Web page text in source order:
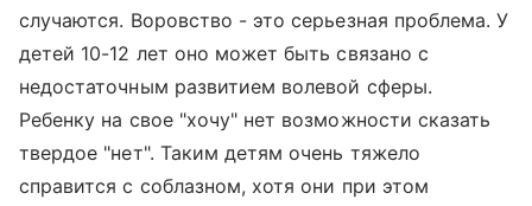
случаются. Воровство - это серьезная проблема. У
детей 10-12 лет оно может быть связано с
недостаточным развитием волевой сферы.
Ребенку на свое "хочу" нет возможности сказать
твердое "нет". Таким детям очень тяжело
справится с соблазном, хотя они при этом